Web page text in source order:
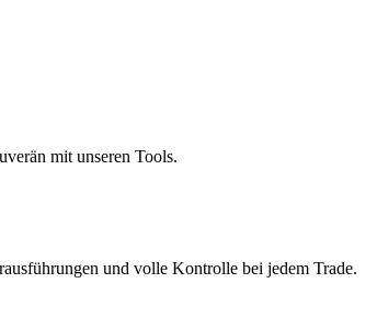
mit unseren Tools.
und volle Kontrolle bei jedem Trade.